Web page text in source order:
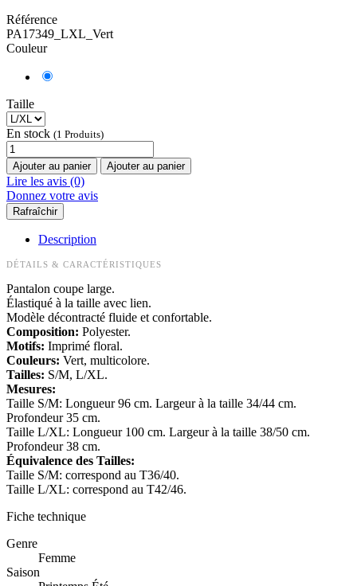
Référence
PA17349_LXL_Vert
Couleur
Taille
En stock (1 Produits)
Ajouter au panier Ajouter au panier
Lire les avis (0)
Donnez votre avis
Description
DÉTAILS & CARACTÉRISTIQUES
Pantalon coupe large.
Élastiqué à la taille avec lien.
Modèle décontracté fluide et confortable.
Composition: Polyester.
Motifs: Imprimé floral.
Couleurs: Vert, multicolore.
Tailles: S/M, L/XL.
Mesures:
Taille S/M: Longueur 96 cm. Largeur à la taille 34/44 cm.
Profondeur 35 cm.
Taille L/XL: Longueur 100 cm. Largeur à la taille 38/50 cm.
Profondeur 38 cm.
Équivalence des Tailles:
Taille S/M: correspond au T36/40.
Taille L/XL: correspond au T42/46.
Fiche technique
Genre
Femme
Saison